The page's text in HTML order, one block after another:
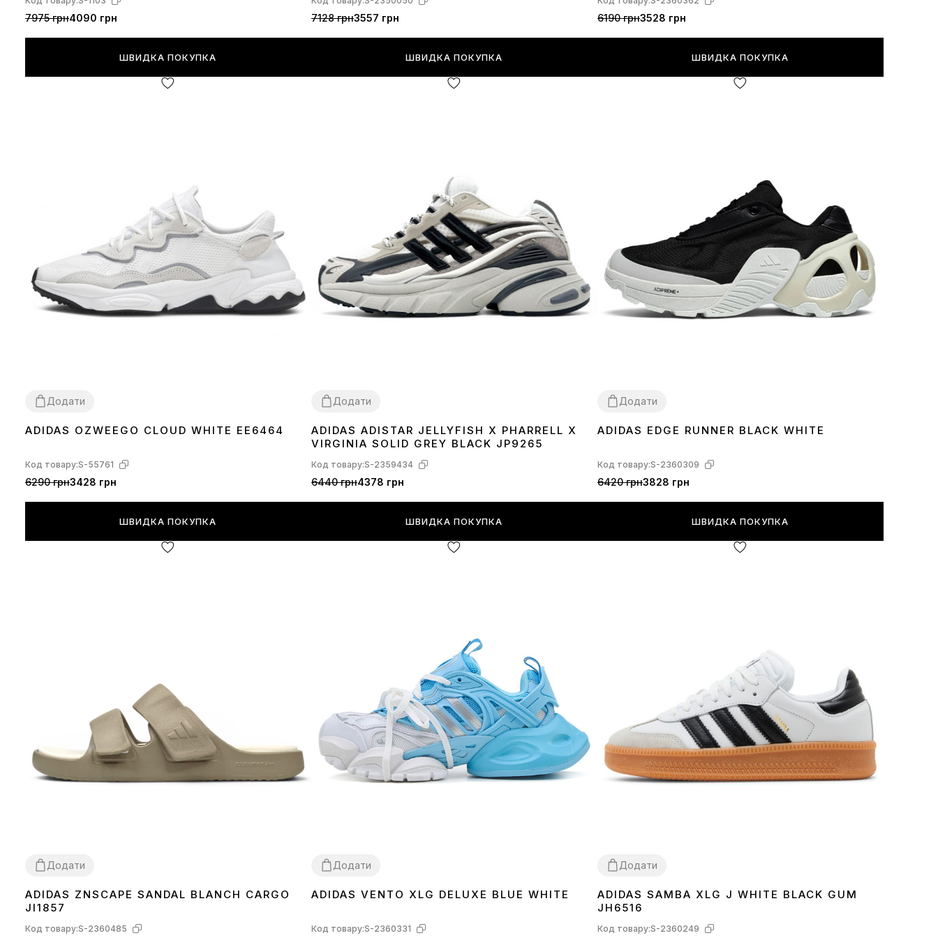
7975 грн4090 грн
ШВИДКА ПОКУПКА
7128 грн3557 грн
ШВИДКА ПОКУПКА
6190 грн3528 грн
ШВИДКА ПОКУПКА
Додати
36 3940 4142 43 4445
ADIDAS OZWEEGO CLOUD WHITE EE6464
Код товару:S-55761
6290 грн3428 грн
ШВИДКА ПОКУПКА
Додати
36 3738 394041 4243 44 45
ADIDAS ADISTAR JELLYFISH X PHARRELL X
VIRGINIA SOLID GREY BLACK JP9265
Код товару:S-2359434
6440 грн4378 грн
ШВИДКА ПОКУПКА
Додати
36 3738 39 40
ADIDAS EDGE RUNNER BLACK WHITE
Код товару:S-2360309
6420 грн3828 грн
ШВИДКА ПОКУПКА
Додати
41 424345
ADIDAS ZNSCAPE SANDAL BLANCH CARGO
JI1857
Код товару:S-2360485
Додати
36 3738 39 4041
ADIDAS VENTO XLG DELUXE BLUE WHITE
Код товару:S-2360331
Додати
36 3738 394041
ADIDAS SAMBA XLG J WHITE BLACK GUM
JH6516
Код товару:S-2360249